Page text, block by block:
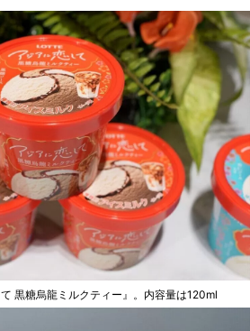
黒糖烏龍ミルクティー』。内容量は120ml